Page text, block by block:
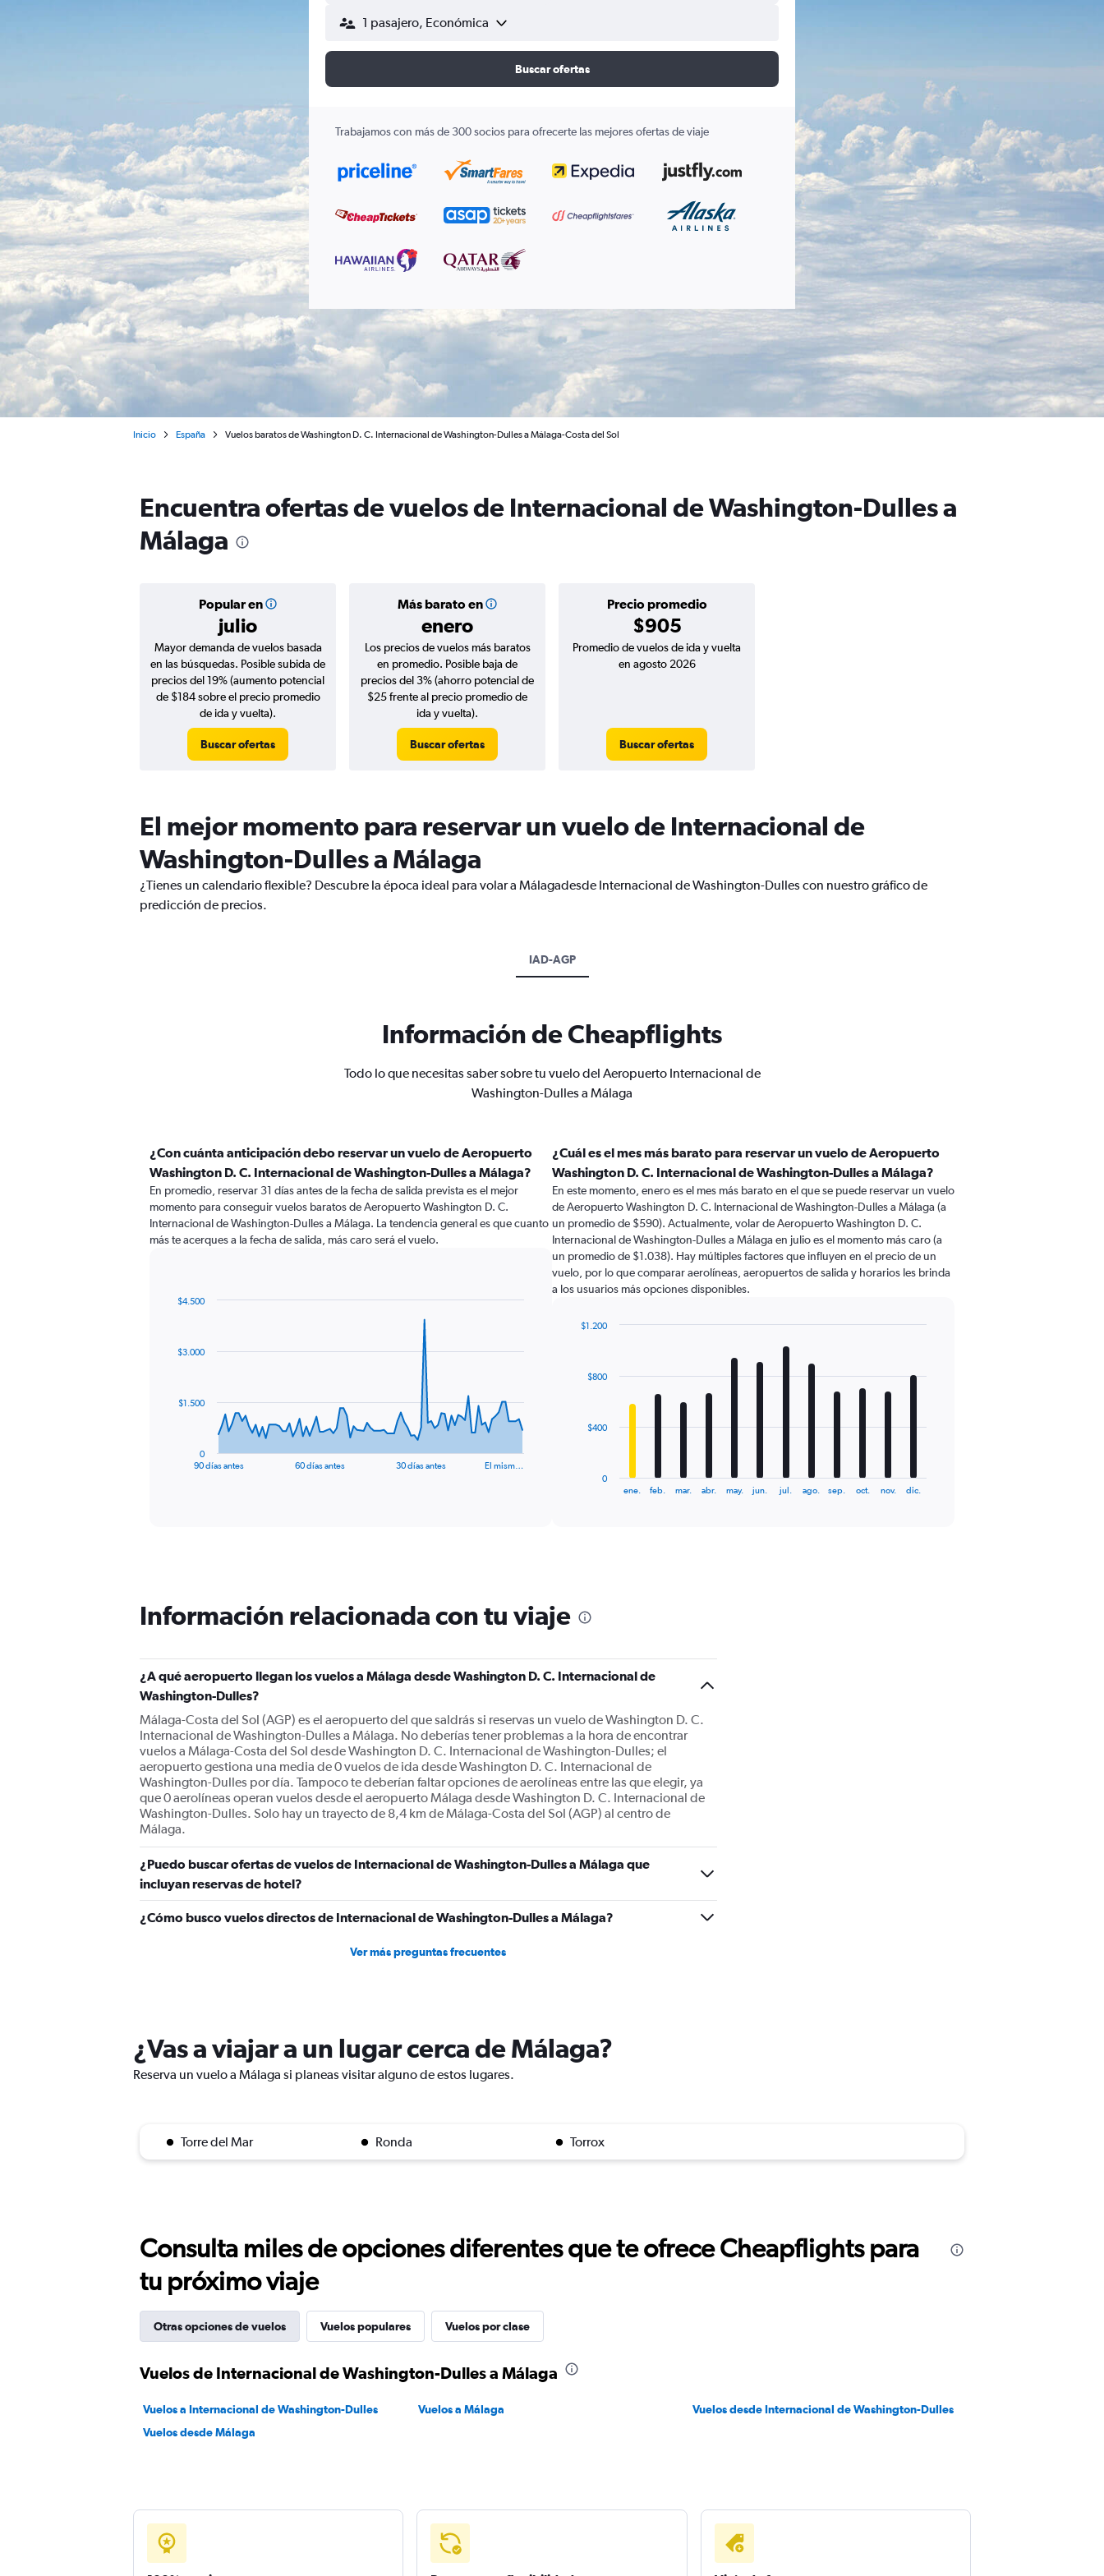
1 pasajero, Económica
Buscar ofertas
Trabajamos con más de 300 socios para ofrecerte las mejores ofertas de viaje
Inicio España Vuelos baratos de Washington D. C. Internacional de Washington-Dulles a Málaga-Costa del Sol
Encuentra ofertas de vuelos de Internacional de Washington-Dulles a
Málaga
Popular en
julio
Más barato en
enero
Precio promedio
$905
Mayor demanda de vuelos basada
en las búsquedas. Posible subida de
precios del 19% (aumento potencial
de $184 sobre el precio promedio
de ida y vuelta).
Buscar ofertas
Los precios de vuelos más baratos
en promedio. Posible baja de
precios del 3% (ahorro potencial de
$25 frente al precio promedio de
ida y vuelta).
Buscar ofertas
Promedio de vuelos de ida y vuelta
en agosto 2026
Buscar ofertas
El mejor momento para reservar un vuelo de Internacional de
Washington-Dulles a Málaga
¿Tienes un calendario flexible? Descubre la época ideal para volar a Málagadesde Internacional de Washington-Dulles con nuestro gráfico de
predicción de precios.
IAD-AGP
Información de Cheapflights
Todo lo que necesitas saber sobre tu vuelo del Aeropuerto Internacional de
Washington-Dulles a Málaga
¿Con cuánta anticipación debo reservar un vuelo de Aeropuerto
Washington D. C. Internacional de Washington-Dulles a Málaga?
En promedio, reservar 31 días antes de la fecha de salida prevista es el mejor
momento para conseguir vuelos baratos de Aeropuerto Washington D. C.
Internacional de Washington-Dulles a Málaga. La tendencia general es que cuanto
más te acerques a la fecha de salida, más caro será el vuelo.
data
The
has
1
values.
Range:
0
to
4500.
90 días antes 60 días antes 30 días antes El mism…
0
$1.500
$3.000
$4.500
¿Cuál es el mes más barato para reservar un vuelo de Aeropuerto
Washington D. C. Internacional de Washington-Dulles a Málaga?
En este momento, enero es el mes más barato en el que se puede reservar un vuelo
de Aeropuerto Washington D. C. Internacional de Washington-Dulles a Málaga (a
un promedio de $590). Actualmente, volar de Aeropuerto Washington D. C.
Internacional de Washington-Dulles a Málaga en julio es el momento más caro (a
un promedio de $1.038). Hay múltiples factores que influyen en el precio de un
vuelo, por lo que comparar aerolíneas, aeropuertos de salida y horarios les brinda
a los usuarios más opciones disponibles.
The
chart
Y
axis
Range:
0
to
1200.
ene. feb. mar. abr. may. jun. jul. ago. sep. oct. nov. dic.
0
$400
$800
$1.200
Información relacionada con tu viaje
¿A qué aeropuerto llegan los vuelos a Málaga desde Washington D. C. Internacional de
Washington-Dulles?
Málaga-Costa del Sol (AGP) es el aeropuerto del que saldrás si reservas un vuelo de Washington D. C.
Internacional de Washington-Dulles a Málaga. No deberías tener problemas a la hora de encontrar
vuelos a Málaga-Costa del Sol desde Washington D. C. Internacional de Washington-Dulles; el
aeropuerto gestiona una media de 0 vuelos de ida desde Washington D. C. Internacional de
Washington-Dulles por día. Tampoco te deberían faltar opciones de aerolíneas entre las que elegir, ya
que 0 aerolíneas operan vuelos desde el aeropuerto Málaga desde Washington D. C. Internacional de
Washington-Dulles. Solo hay un trayecto de 8,4 km de Málaga-Costa del Sol (AGP) al centro de
Málaga.
¿Puedo buscar ofertas de vuelos de Internacional de Washington-Dulles a Málaga que
incluyan reservas de hotel?
¿Cómo busco vuelos directos de Internacional de Washington-Dulles a Málaga?
Ver más preguntas frecuentes
¿Vas a viajar a un lugar cerca de Málaga?
Reserva un vuelo a Málaga si planeas visitar alguno de estos lugares.
Torre del Mar Ronda Torrox
Consulta miles de opciones diferentes que te ofrece Cheapflights para
tu próximo viaje
Otras opciones de vuelos Vuelos populares Vuelos por clase
Vuelos de Internacional de Washington-Dulles a Málaga
Vuelos a Internacional de Washington-Dulles Vuelos a Málaga
Vuelos desde Internacional de Washington-Dulles
Vuelos desde Málaga